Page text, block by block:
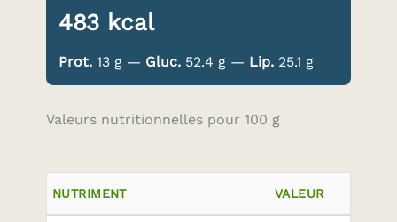
483 kcal
Prot. 13 g — Gluc. 52.4 g — Lip. 25.1 g
Valeurs nutritionnelles pour 100 g
NUTRIMENT VALEUR